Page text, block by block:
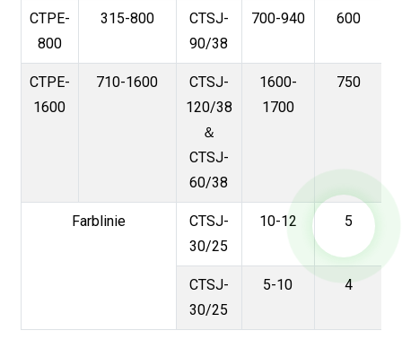
CTPE-
800
315-800
CTSJ-
90/38
700-940 600
CTPE-
1600
710-1600
CTSJ-
120/38
＆
CTSJ-
60/38
1600-
1700
750
Farblinie
CTSJ-
30/25
10-12 5
CTSJ-
30/25
5-10 4